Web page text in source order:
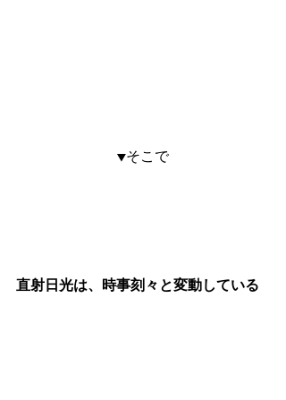
▼そこで
直射日光は、時事刻々と変動している